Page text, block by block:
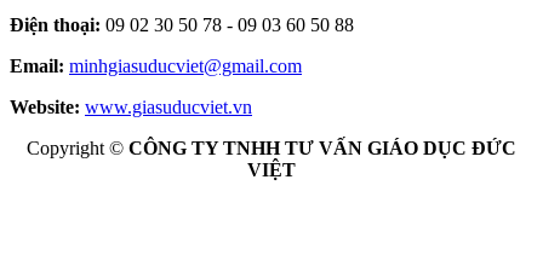
Điện thoại: 09 02 30 50 78 - 09 03 60 50 88
Email: minhgiasuducviet@gmail.com
Website: www.giasuducviet.vn
Copyright © CÔNG TY TNHH TƯ VẤN GIÁO DỤC ĐỨC
VIỆT